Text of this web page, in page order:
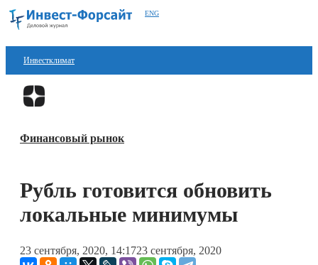
ENG
Инвестклимат
Финансы
Блокчейн
Технологии
Книги
Финансовый рынок
Рубль готовится обновить
локальные минимумы
23 сентября, 2020, 14:1723 сентября, 2020